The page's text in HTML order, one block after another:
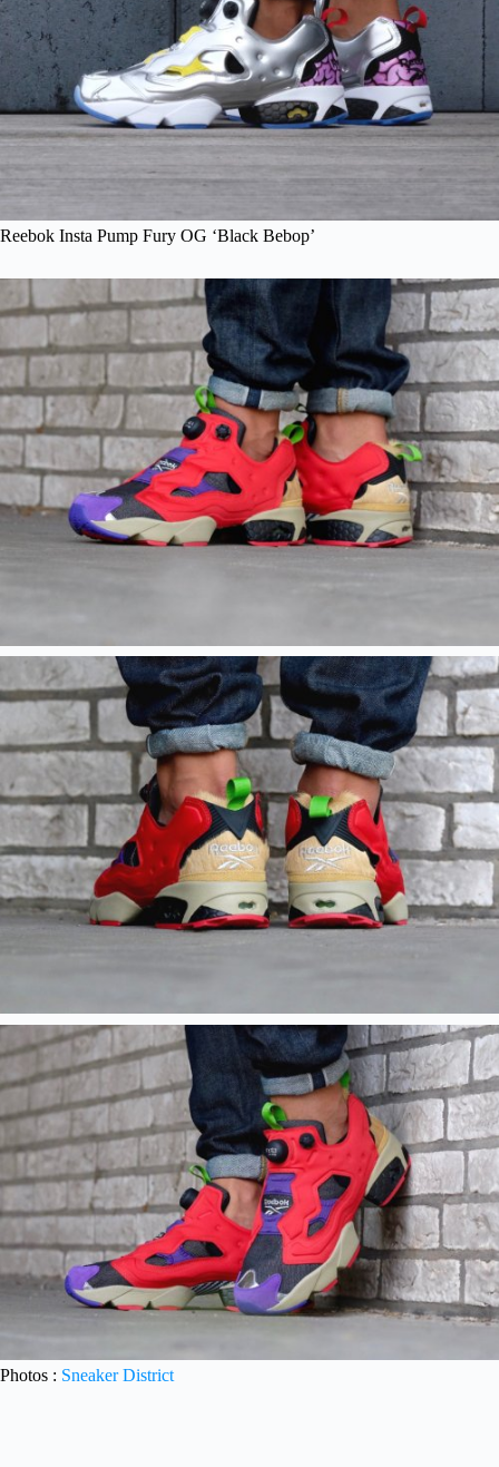
Reebok Insta Pump Fury OG ‘Black Bebop’
Photos : Sneaker District